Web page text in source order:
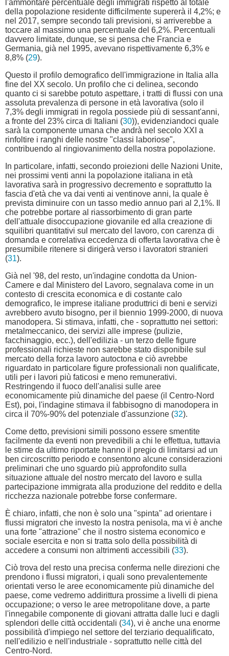
l'ammontare percentuale degli immigrati rispetto al totale
della popolazione residente difficilmente supererà il 4,2%; e
nel 2017, sempre secondo tali previsioni, si arriverebbe a
toccare al massimo una percentuale del 6,2%. Percentuali
davvero limitate, dunque, se si pensa che Francia e
Germania, già nel 1995, avevano rispettivamente 6,3% e
8,8% (29).
Questo il profilo demografico dell'immigrazione in Italia alla
fine del XX secolo. Un profilo che ci delinea, secondo
quanto ci si sarebbe potuto aspettare, i tratti di flussi con una
assoluta prevalenza di persone in età lavorativa (solo il
7,3% degli immigrati in regola possiede più di sessant'anni,
a fronte del 23% circa di Italiani (30)), evidenziandoci quale
sarà la componente umana che andrà nel secolo XXI a
rinfoltire i ranghi delle nostre "classi laboriose",
contribuendo al ringiovanimento della nostra popolazione.
In particolare, infatti, secondo proiezioni delle Nazioni Unite,
nei prossimi venti anni la popolazione italiana in età
lavorativa sarà in progressivo decremento e soprattutto la
fascia d'età che va dai venti ai ventinove anni, la quale è
prevista diminuire con un tasso medio annuo pari al 2,1%. Il
che potrebbe portare al riassorbimento di gran parte
dell'attuale disoccupazione giovanile ed alla creazione di
squilibri quantitativi sul mercato del lavoro, con carenza di
domanda e correlativa eccedenza di offerta lavorativa che è
presumibile ritenere si dirigerà verso i lavoratori stranieri
(31).
Già nel '98, del resto, un'indagine condotta da Union-
Camere e dal Ministero del Lavoro, segnalava come in un
contesto di crescita economica e di costante calo
demografico, le imprese italiane produttrici di beni e servizi
avrebbero avuto bisogno, per il biennio 1999-2000, di nuova
manodopera. Si stimava, infatti, che - soprattutto nei settori:
metalmeccanico, dei servizi alle imprese (pulizie,
facchinaggio, ecc.), dell'edilizia - un terzo delle figure
professionali richieste non sarebbe stato disponibile sul
mercato della forza lavoro autoctona e ciò avrebbe
riguardato in particolare figure professionali non qualificate,
utili per i lavori più faticosi e meno remunerativi.
Restringendo il fuoco dell'analisi sulle aree
economicamente più dinamiche del paese (il Centro-Nord
Est), poi, l'indagine stimava il fabbisogno di manodopera in
circa il 70%-90% del potenziale d'assunzione (32).
Come detto, previsioni simili possono essere smentite
facilmente da eventi non prevedibili a chi le effettua, tuttavia
le stime da ultimo riportate hanno il pregio di limitarsi ad un
ben circoscritto periodo e consentono alcune considerazioni
preliminari che uno sguardo più approfondito sulla
situazione attuale del nostro mercato del lavoro e sulla
partecipazione immigrata alla produzione del reddito e della
ricchezza nazionale potrebbe forse confermare.
È chiaro, infatti, che non è solo una "spinta" ad orientare i
flussi migratori che investo la nostra penisola, ma vi è anche
una forte "attrazione" che il nostro sistema economico e
sociale esercita e non si tratta solo della possibilità di
accedere a consumi non altrimenti accessibili (33).
Ciò trova del resto una precisa conferma nelle direzioni che
prendono i flussi migratori, i quali sono prevalentemente
orientati verso le aree economicamente più dinamiche del
paese, come vedremo addirittura prossime a livelli di piena
occupazione; o verso le aree metropolitane dove, a parte
l'innegabile componente di giovani attratta dalle luci e dagli
splendori delle città occidentali (34), vi è anche una enorme
possibilità d'impiego nel settore del terziario dequalificato,
nell'edilizio e nell'industriale - soprattutto nelle città del
Centro-Nord.